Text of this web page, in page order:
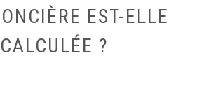
EST-ELLE
CALCULÉE ?